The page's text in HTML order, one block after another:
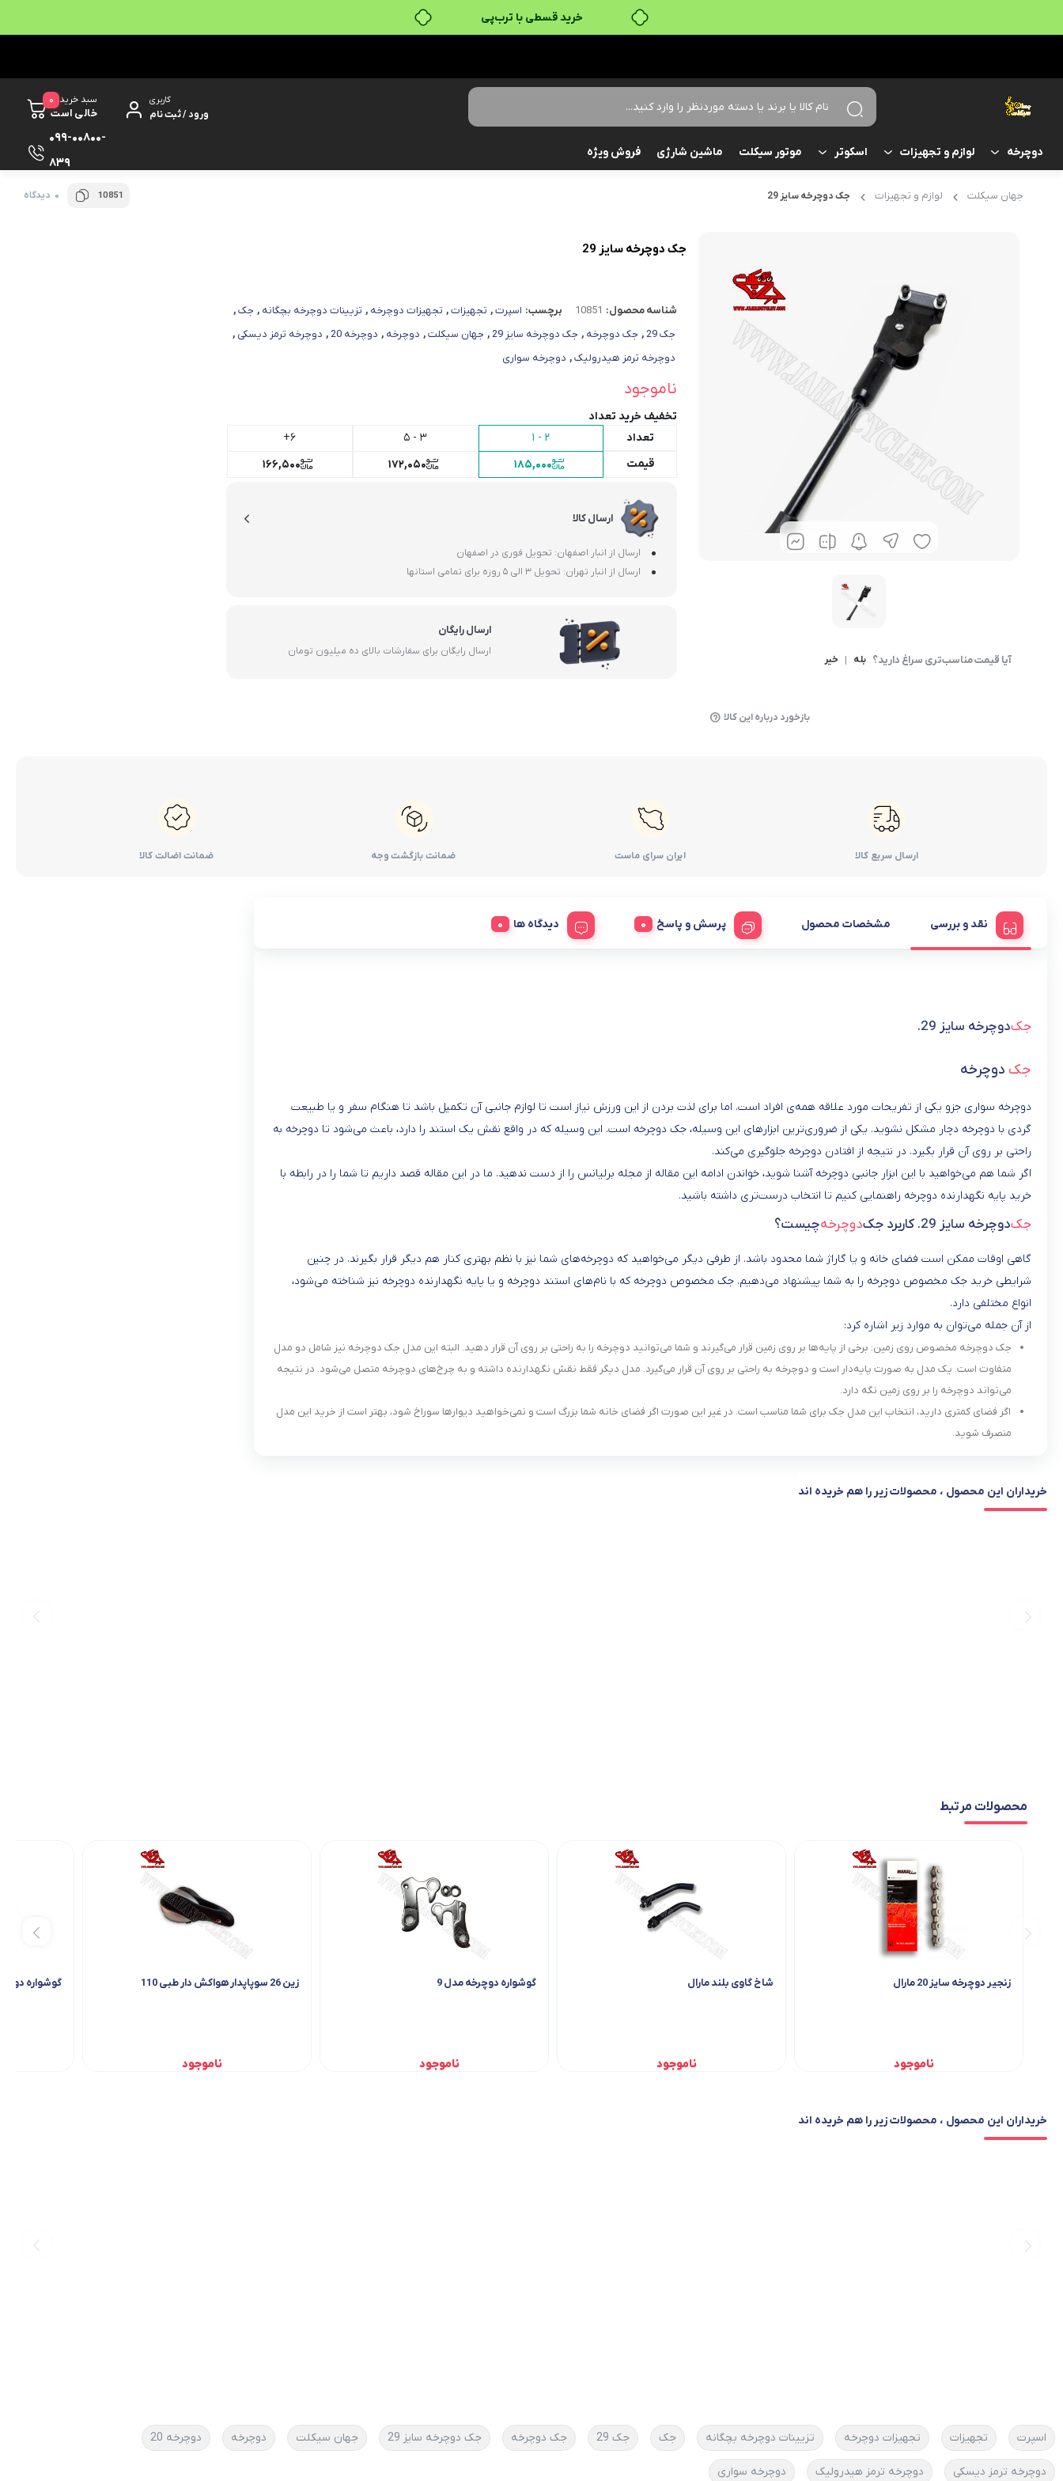
خرید قسطی با ترب‌پی
کاربری
ورود / ثبت نام
سبد خرید
خالی است
0
دوچرخه لوازم و تجهیزات اسکوتر موتور سیکلت ماشین شارژی فروش ویژه
099-00800-
839
جهان سیکلت لوازم و تجهیزات جک دوچرخه سایز 29 10851 0 دیدگاه
آیا قیمت مناسب‌تری سراغ دارید؟ بله | خیر
بازخورد درباره این کالا
جک دوچرخه سایز 29
شناسه محصول: 10851 برچسب: اسپرت, تجهیزات, تجهیزات دوچرخه , تزیینات دوچرخه بچگانه , جک,
جک 29
, جک دوچرخه , جک دوچرخه سایز 29 , جهان سیکلت, دوچرخه , دوچرخه 20 , دوچرخه ترمز دیسکی ,
دوچرخه ترمز هیدرولیک, دوچرخه سواری
ناموجود
تخفیف خرید تعداد
تعداد
2 - 1
3 - 5
6+
قیمت
185,000
172,050
166,500
ارسال کالا
ارسال از انبار اصفهان: تحویل فوری در اصفهان
ارسال از انبار تهران: تحویل 3 الی 5 روزه برای تمامی استانها
ارسال رایگان
ارسال رایگان برای سفارشات بالای ده میلیون تومان
ارسال سریع کالا ایران سرای ماست ضمانت بازگشت وجه ضمانت اضالت کالا
نقد و بررسی مشخصات محصول پرسش و پاسخ دیدگاه ها
جکدوچرخه سایز 29.
جک دوچرخه
دوچرخه سواری جزو یکی از تفریحات مورد علاقه همه‌ی افراد است. اما برای لذت بردن از این ورزش نیاز است تا لوازم جانبی آن تکمیل باشد تا هنگام سفر و یا طبیعت
گردی با دوچرخه دچار مشکل نشوید. یکی از ضروری‌ترین ابزارهای این وسیله، جک دوچرخه است. این وسیله که در واقع نقش یک استند را دارد، باعث می‌شود تا دوچرخه به
راحتی بر روی آن قرار بگیرد. در نتیجه از افتادن دوچرخه جلوگیری می‌کند.
اگر شما هم می‌خواهید با این ابزار جانبی دوچرخه آشنا شوید، خواندن ادامه این مقاله از مجله برلیانس را از دست ندهید. ما در این مقاله قصد داریم تا شما را در رابطه با
خرید پایه نگهدارنده دوچرخه راهنمایی کنیم تا انتخاب درست‌تری داشته باشید.
جکدوچرخه سایز 29. کاربرد جکدوچرخهچیست؟
گاهی اوقات ممکن است فضای خانه و یا گاراژ شما محدود باشد. از طرفی دیگر می‌خواهید که دوچرخه‌های شما نیز با نظم بهتری کنار هم دیگر قرار بگیرند. در چنین
شرایطی خرید جک مخصوص دوچرخه را به شما پیشنهاد می‌دهیم. جک مخصوص دوچرخه که با نام‌های استند دوچرخه و یا پایه نگهدارنده دوچرخه نیز شناخته می‌شود،
انواع مختلفی دارد.
از آن جمله می‌توان به موارد زیر اشاره کرد:
جک دوچرخه مخصوص روی زمین: برخی از پایه‌ها بر روی زمین قرار می‌گیرند و شما می‌توانید دوچرخه را به راحتی بر روی آن قرار دهید. البته این مدل جک دوچرخه نیز شامل دو مدل
متفاوت است. یک مدل به صورت پایه‌دار است و دوچرخه به راحتی بر روی آن قرار می‌گیرد. مدل دیگر فقط نقش نگهدارنده داشته و به چرخ‌های دوچرخه متصل می‌شود. در نتیجه
می‌تواند دوچرخه را بر روی زمین نگه دارد.
اگر فضای کمتری دارید، انتخاب این مدل جک برای شما مناسب است. در غیر این صورت اگر فضای خانه شما بزرگ است و نمی‌خواهید دیوارها سوراخ شود، بهتر است از خرید این مدل
منصرف شوید.
خریداران این محصول ، محصولات زیر را هم خریده اند
محصولات مرتبط
زنجیر دوچرخه سایز 20 مارال
ناموجود
شاخ گاوی بلند مارال
ناموجود
گوشواره دوچرخه مدل 9
ناموجود
زین 26 سوپاپدار هواکش دار طبی 110
ناموجود
گوشواره
خریداران این محصول ، محصولات زیر را هم خریده اند
اسپرت تجهیزات تجهیزات دوچرخه تزیینات دوچرخه بچگانه جک جک 29 جک دوچرخه جک دوچرخه سایز 29 جهان سیکلت دوچرخه دوچرخه 20
دوچرخه ترمز دیسکی دوچرخه ترمز هیدرولیک دوچرخه سواری